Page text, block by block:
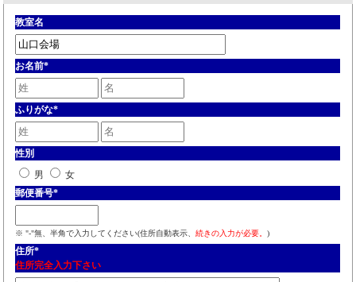
教室名
お名前*
ふりがな*
性別
男
女
郵便番号*
※ "-"無、半角で入力してください(住所自動表示、 続きの入力が必要。 )
住所*
住所完全入力下さい